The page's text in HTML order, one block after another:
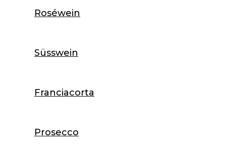
Roséwein
Süsswein
Franciacorta
Prosecco